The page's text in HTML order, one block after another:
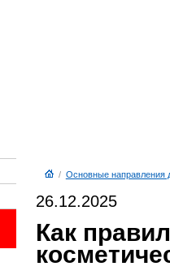
/ Основные направления
26.12.2025
Как